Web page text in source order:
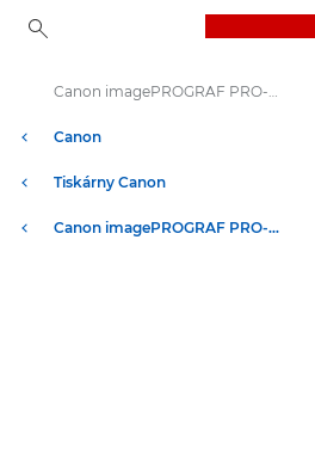
Canon
Tiskárny Canon
Canon imagePROGRAF PRO-1100: stolní tiskárna pro formát A2
Canon imagePROGRAF PRO-1100: specifikace stolní tiskárny pro formát A2